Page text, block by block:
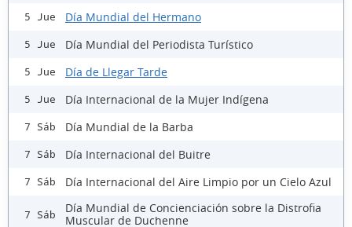
5 Jue Día Mundial del Hermano
5 Jue Día Mundial del Periodista Turístico
5 Jue Día de Llegar Tarde
5 Jue Día Internacional de la Mujer Indígena
7 Sáb Día Mundial de la Barba
7 Sáb Día Internacional del Buitre
7 Sáb Día Internacional del Aire Limpio por un Cielo Azul
7 Sáb
Día Mundial de Concienciación sobre la Distrofia
Muscular de Duchenne